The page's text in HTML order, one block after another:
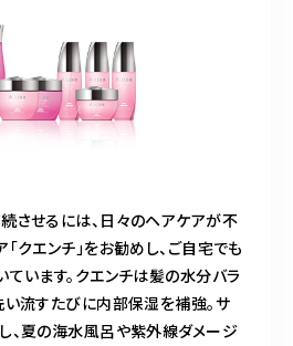
させるには、日々のヘアケアが不
クエンチ」をお勧めし、ご自宅でも
います。クエンチは髪の水分バラ
い流すたびに内部保湿を補強。サ
、夏の海水風呂や紫外線ダメージ